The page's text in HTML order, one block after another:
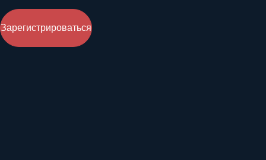
Зарегистрироваться